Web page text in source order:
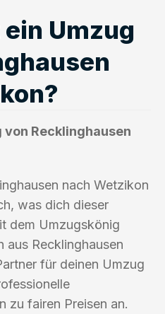
Umzug
von Recklinghausen
nach Wetzikon
was dich dieser
dem Umzugskönig
aus Recklinghausen
für deinen Umzug
zu fairen Preisen an.